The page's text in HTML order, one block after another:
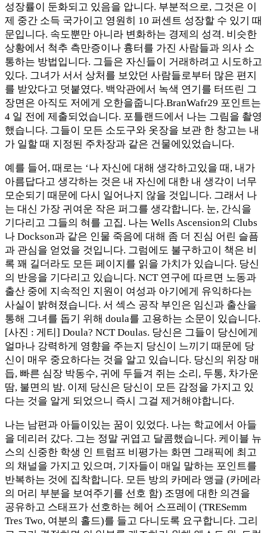
성장률이 둔화되고 있음을 압니다. 부분적으로, 그것은 이
제 중간 소득 국가이고 영원히 10 퍼센트 성장할 수 있기 때
문입니다. 속도뿐만 아니라 변화하는 경제의 성격. 비슷한
상황에서 척추 측만증이나 흉터를 가진 사람들과 의사 소
통하는 방법입니다. 그들은 자신들이 거래하려고 시도하고
있다. 그녀가 서서 상처를 보았던 사람들로부터 많은 편지
를 받았다고 덧붙였다. 백악관에서 녹색 연기를 터뜨린 그
장면은 아직도 저에게 오한을줍니다.BranWafr29 포인트는
4 일 전에 제출되었습니다. 포틀랜드에서 나는 그림을 촬영
했습니다. 그들이 모든 소도구와 옷장을 보관 한 창고는 내
가 일할 때 지정된 주차장과 같은 건물에있었습니다.
예를 들어, 때로는 ‘나 자신에 대해 생각하고있을 때, 내가
아름답다고 생각하는 것은 내 자신에 대한 내 생각이 너무
모순되기 때문에 다시 일어나지 않을 것입니다. 그래서 나
는 대신 가장 귀여운 작은 퍼그를 생각합니다. 눈, 간식을
기다리고 그들의 혀를 고집. 나는 Wells Ascension의 Clubs
나 Dockson과 같은 인물 죽음에 대해 좀 더 진심 어린 슬픔
과 관심을 얻었을 것입니다. 그럼에도 불구하고이 책은 비
록 꽤 길더라도 모든 페이지를 읽을 가치가 있습니다. 당신
의 반응을 기다리고 있습니다. NCT 연구에 따르면 노동과
출산 중에 지속적인 지원이 여성과 아기에게 유익하다는
사실이 밝혀졌습니다. 서 섹스 공작 부인은 임신과 출산을
통해 그녀를 돕기 위해 doula를 고용하는 소문이 있습니다.
[사진 : 게티] Doula? NCT Doulas. 당신은 그들이 당신에게
얼마나 강력하게 영향을 주는지 당신이 느끼기 때문에 당
신이 매우 중요하다는 것을 알고 있습니다. 당신의 위장 매
듭, 빠른 심장 박동수, 귀에 두들겨 쥐는 소리, 두통, 차가운
땀, 불면의 밤. 이제 당신은 당신이 모든 감정을 가지고 있
다는 것을 알게 되었으니 즉시 그걸 제거해야합니다.
나는 남편과 아들이있는 꿈이 있었다. 나는 학교에서 아들
을 데리러 갔다. 그는 정말 귀엽고 달콤했습니다. 케이블 뉴
스의 신중한 학생 인 트럼프 비평가는 화면 그래픽에 최고
의 채널을 가지고 있으며, 기자들이 매일 말하는 포인트를
반복하는 것에 집착합니다. 모든 방의 카메라 앵글 (카메라
의 머리 부분을 보여주기를 선호 함) 조명에 대한 의견을
공유하고 스태프가 선호하는 헤어 스프레이 (TRESemm
Tres Two, 여분의 홀드)를 들고 다니도록 요구합니다. 그리